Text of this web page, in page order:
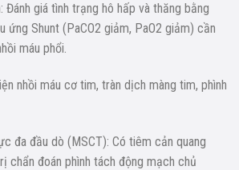
Đánh giá tình trạng hô hấp và thăng bằng
ứng Shunt (PaCO2 giảm, PaO2 giảm) cần
máu phổi.
nhồi máu cơ tim, tràn dịch màng tim, phình
đa đầu dò (MSCT): Có tiêm cản quang
chẩn đoán phình tách động mạch chủ